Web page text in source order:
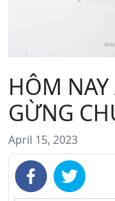
HÔM
GỪNG
April 15, 2023